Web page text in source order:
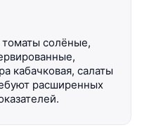
солёные,
кабачковая, салаты
расширенных